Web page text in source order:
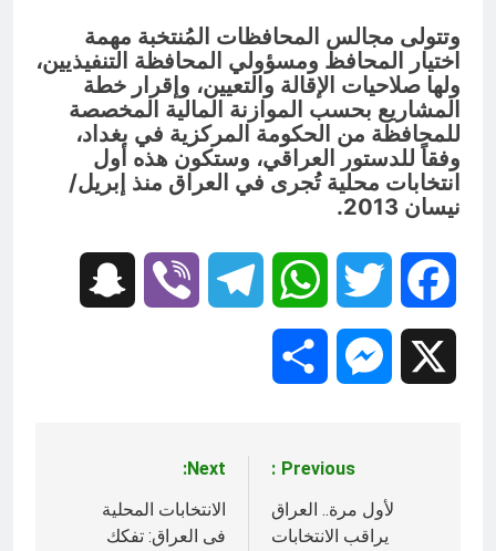
وتتولى مجالس المحافظات المُنتخبة مهمة
اختيار المحافظ ومسؤولي المحافظة التنفيذيين،
ولها صلاحيات الإقالة والتعيين، وإقرار خطة
المشاريع بحسب الموازنة المالية المخصصة
للمحافظة من الحكومة المركزية في بغداد،
وفقاً للدستور العراقي، وستكون هذه أول
انتخابات محلية تُجرى في العراق منذ إبريل/
نيسان 2013.
Facebook
Twitter
WhatsApp
Telegram
Viber
Messenger
المقالات
Previous:
لأول مرة.. العراق
يراقب الانتخابات
Next:
الانتخابات المحلية
فى العراق: تفكك